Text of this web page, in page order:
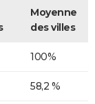
Moyenne
des villes
100%
58,2 %